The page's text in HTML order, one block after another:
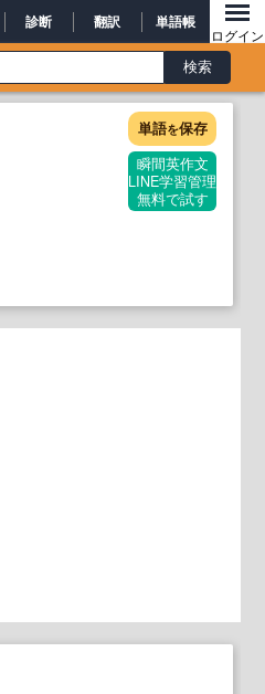
診断 翻訳 単語帳
ログイン
単語を保存
瞬間英作文
LINE学習管理
無料で試す